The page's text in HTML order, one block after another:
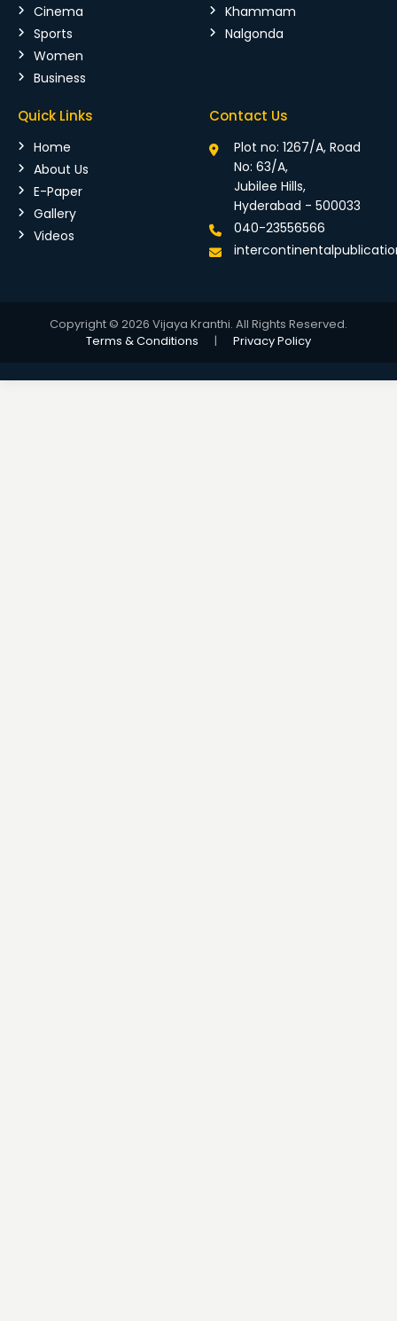
Cinema
Sports
Women
Business
Khammam
Nalgonda
Quick Links
Home
About Us
E-Paper
Gallery
Videos
Contact Us
Plot no: 1267/A, Road
No: 63/A,
Jubilee Hills,
Hyderabad - 500033
040-23556566
Copyright © 2026 Vijaya Kranthi. All Rights Reserved.
Terms & Conditions
| Privacy Policy